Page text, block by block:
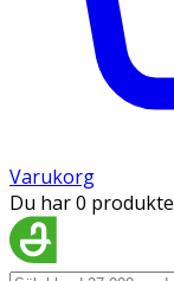
Varukorg
Du har 0